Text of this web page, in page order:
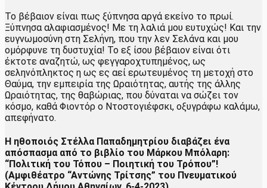
Το βέβαιον είναι πως ξύπνησα αργά εκείνο το πρωί.
Ξύπνησα αλαφιασμένος! Με τη λαλιά μου ευτυχώς! Και την
ευγνωμοσύνη στη Σελήνη, που την λεν Σελάνα και μου
ομόρφυνε τη δυστυχία! Το εξ ίσου βέβαιον είναι ότι
έκτοτε αναζητώ, ως φεγγαροχτυπημένος, ως
σεληνόπληκτος η ως ες αεί ερωτευμένος τη μετοχή στο
Θαύμα, την εμπειρία της Ωραιότητας, αυτής της άλλης
Ωραιότητας, της θαβώριας, που δύναται να σώζει τον
κόσμο, καθά Φιοντόρ ο Ντοστογιέφσκι, οξυγράφω καλάμω,
απεφήνατο.
Η ηθοποιός Στέλλα Παπαδημητρίου διαβάζει ένα
απόσπασμα από το βιβλίο του Μάρκου Μπόλαρη:
“Πολιτική του Τόπου – Ποιητική του Τρόπου”!
(Αμφιθέατρο “Αντώνης Τρίτσης” του Πνευματικού